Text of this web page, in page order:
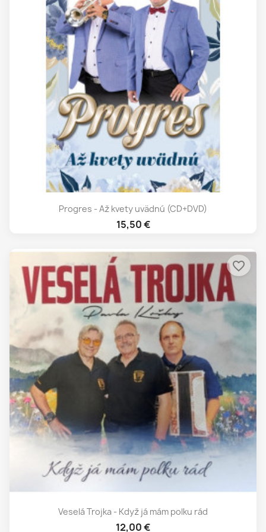
Progres - Až kvety uvädnú (CD+DVD)
15,50 €
Veselá Trojka - Když já mám polku rád
12,00 €
favorite_border